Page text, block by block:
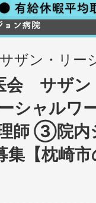
ザン・リー
会 サザ
シャルワ
師 ③院内
集【枕崎